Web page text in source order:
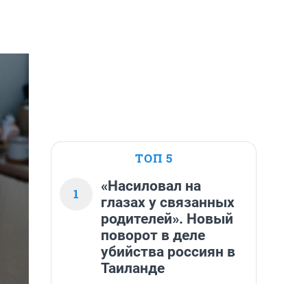
ТОП 5
1
«Насиловал на
глазах у связанных
родителей». Новый
поворот в деле
убийства россиян в
Таиланде